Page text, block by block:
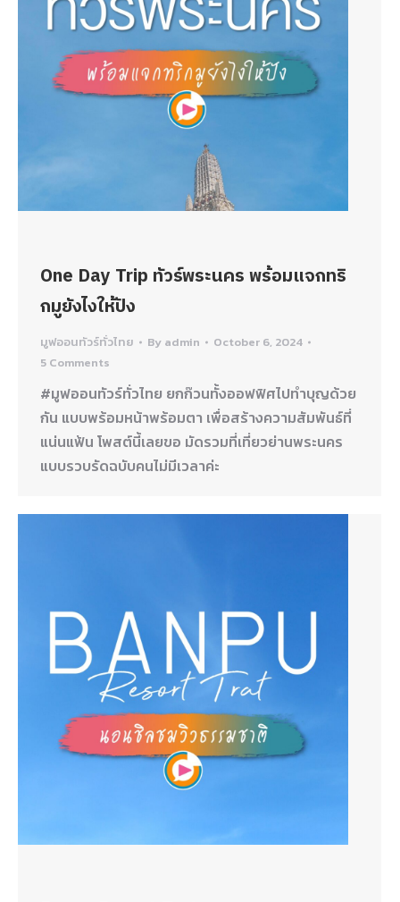
One Day Trip ทัวร์พระนคร พร้อมแจกทริ
กมูยังไงให้ปัง
มูฟออนทัวร์ทั่วไทย By admin
October 6, 2024
5 Comments
#มูฟออนทัวร์ทั่วไทย ยกก๊วนทั้งออฟฟิศไปทำบุญด้วย
กัน แบบพร้อมหน้าพร้อมตา เพื่อสร้างความสัมพันธ์ที่
แน่นแฟ้น โพสต์นี้เลยขอ มัดรวมที่เที่ยวย่านพระนคร
แบบรวบรัดฉบับคนไม่มีเวลาค่ะ